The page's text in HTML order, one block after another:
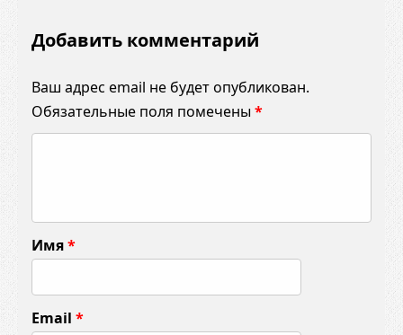
Добавить комментарий
Ваш адрес email не будет опубликован.
Обязательные поля помечены *
м
е
т
Имя*
Email *